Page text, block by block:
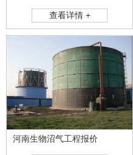
查看详情 +
河南生物沼气工程报价